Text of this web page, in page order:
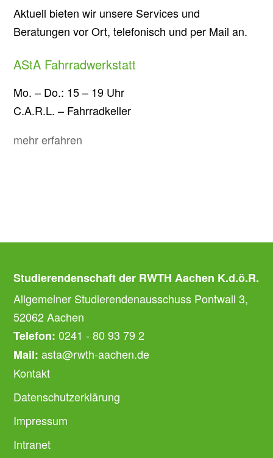
Aktuell bieten wir unsere Services und
Beratungen vor Ort, telefonisch und per Mail an.
AStA Fahrradwerkstatt
Mo. – Do.: 15 – 19 Uhr
C.A.R.L. – Fahrradkeller
mehr erfahren
Studierendenschaft der RWTH Aachen K.d.ö.R.
Allgemeiner Studierendenausschuss Pontwall 3,
52062 Aachen
Telefon: 0241 - 80 93 79 2
Mail: asta@rwth-aachen.de
Kontakt
Datenschutzerklärung
Impressum
Intranet